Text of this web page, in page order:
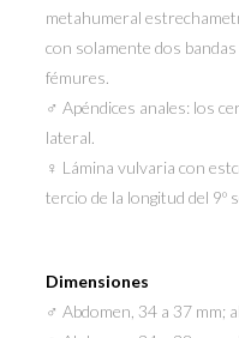
metahumeral
con solamente dos
fémures.
♂ Apéndices anales: los
lateral.
♀ Lámina vulvaria con
tercio de la longitud del 9º
Dimensiones
♂ Abdomen, 34 a 37 mm;